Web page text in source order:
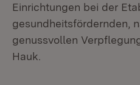
Einrichtungen bei der
gesundheitsfördernden,
genussvollen
Hauk.